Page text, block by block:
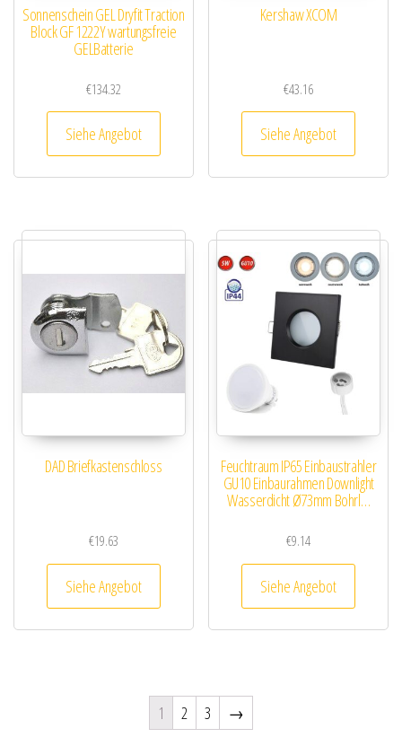
Sonnenschein GEL Dryfit Traction
Block GF 1222Y wartungsfreie
GELBatterie
€134.32
Siehe Angebot
Kershaw XCOM
€43.16
Siehe Angebot
DAD Briefkastenschloss
€19.63
Siehe Angebot
Feuchtraum IP65 Einbaustrahler
GU10 Einbaurahmen Downlight
Wasserdicht Ø73mm Bohrl…
€9.14
Siehe Angebot
1 2 3 →